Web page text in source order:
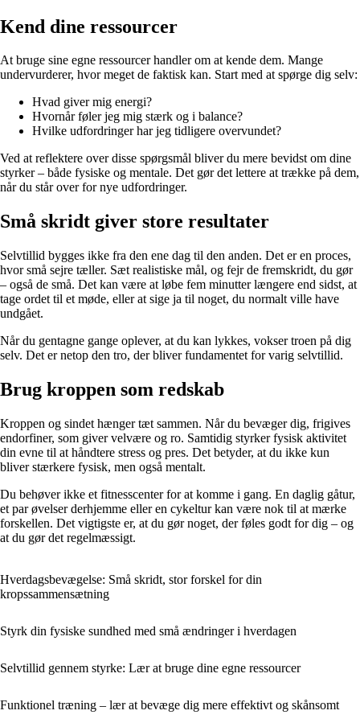
Kend dine ressourcer
At bruge sine egne ressourcer handler om at kende dem. Mange
undervurderer, hvor meget de faktisk kan. Start med at spørge dig selv:
Hvad giver mig energi?
Hvornår føler jeg mig stærk og i balance?
Hvilke udfordringer har jeg tidligere overvundet?
Ved at reflektere over disse spørgsmål bliver du mere bevidst om dine
styrker – både fysiske og mentale. Det gør det lettere at trække på dem,
når du står over for nye udfordringer.
Små skridt giver store resultater
Selvtillid bygges ikke fra den ene dag til den anden. Det er en proces,
hvor små sejre tæller. Sæt realistiske mål, og fejr de fremskridt, du gør
– også de små. Det kan være at løbe fem minutter længere end sidst, at
tage ordet til et møde, eller at sige ja til noget, du normalt ville have
undgået.
Når du gentagne gange oplever, at du kan lykkes, vokser troen på dig
selv. Det er netop den tro, der bliver fundamentet for varig selvtillid.
Brug kroppen som redskab
Kroppen og sindet hænger tæt sammen. Når du bevæger dig, frigives
endorfiner, som giver velvære og ro. Samtidig styrker fysisk aktivitet
din evne til at håndtere stress og pres. Det betyder, at du ikke kun
bliver stærkere fysisk, men også mentalt.
Du behøver ikke et fitnesscenter for at komme i gang. En daglig gåtur,
et par øvelser derhjemme eller en cykeltur kan være nok til at mærke
forskellen. Det vigtigste er, at du gør noget, der føles godt for dig – og
at du gør det regelmæssigt.
Hverdagsbevægelse: Små skridt, stor forskel for din
kropssammensætning
Styrk din fysiske sundhed med små ændringer i hverdagen
Selvtillid gennem styrke: Lær at bruge dine egne ressourcer
Funktionel træning – lær at bevæge dig mere effektivt og skånsomt